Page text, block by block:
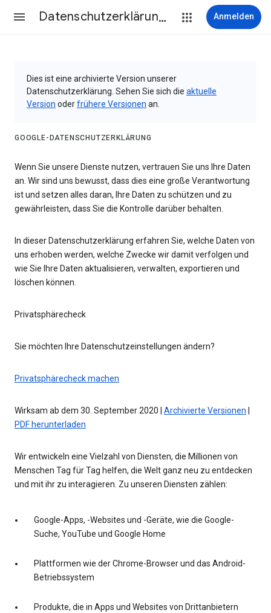
Datenschutzerklärung & Nutzungsbedingungen Anmelden
Dies ist eine archivierte Version unserer
Datenschutzerklärung. Sehen Sie sich die aktuelle
Version oderfrühere Versionen an.
GOOGLE-DATENSCHUTZERKLÄRUNG
Wenn Sie unsere Dienste nutzen, vertrauen Sie uns Ihre Daten
an. Wir sind uns bewusst, dass dies eine große Verantwortung
ist und setzen alles daran, Ihre Daten zu schützen und zu
gewährleisten, dass Sie die Kontrolle darüber behalten.
In dieser Datenschutzerklärung erfahren Sie, welche Daten von
uns erhoben werden, welche Zwecke wir damit verfolgen und
wie Sie Ihre Daten aktualisieren, verwalten, exportieren und
löschen können.
Privatsphärecheck
Sie möchten Ihre Datenschutzeinstellungen ändern?
Privatsphärecheck machen
Wirksam ab dem 30. September 2020 | Archivierte Versionen
PDF herunterladen
Wir entwickeln eine Vielzahl von Diensten, die Millionen von
Menschen Tag für Tag helfen, die Welt ganz neu zu entdecken
und mit ihr zu interagieren. Zu unseren Diensten zählen:
Google-Apps, -Websites und -Geräte, wie die Google-
Suche, YouTube und Google Home
Plattformen wie der Chrome-Browser und das Android-
Betriebssystem
Produkte, die in Apps und Websites von Drittanbietern